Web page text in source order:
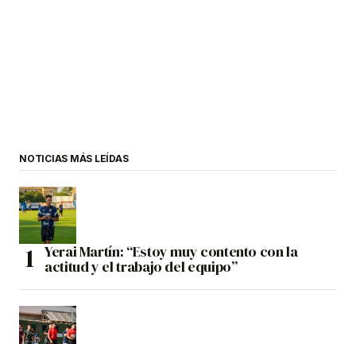
NOTICIAS MÁS LEÍDAS
Yerai Martín: “Estoy muy contento con la
actitud y el trabajo del equipo”